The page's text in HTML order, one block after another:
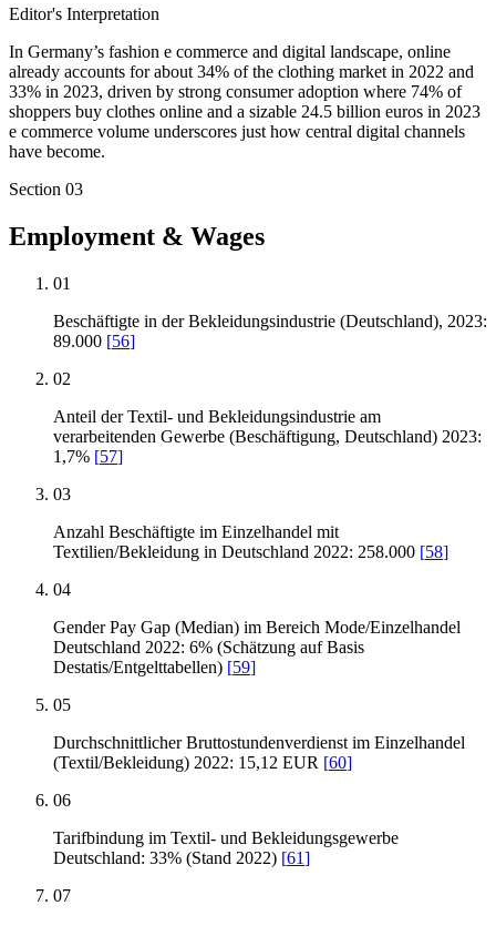
Editor's Interpretation
In Germany’s fashion e commerce and digital landscape, online
already accounts for about 34% of the clothing market in 2022 and
33% in 2023, driven by strong consumer adoption where 74% of
shoppers buy clothes online and a sizable 24.5 billion euros in 2023
e commerce volume underscores just how central digital channels
have become.
Section 03
Employment & Wages
01
Beschäftigte in der Bekleidungsindustrie (Deutschland), 2023:
89.000 [56]
02
Anteil der Textil- und Bekleidungsindustrie am
verarbeitenden Gewerbe (Beschäftigung, Deutschland) 2023:
1,7% [57]
03
Anzahl Beschäftigte im Einzelhandel mit
Textilien/Bekleidung in Deutschland 2022: 258.000 [58]
04
Gender Pay Gap (Median) im Bereich Mode/Einzelhandel
Deutschland 2022: 6% (Schätzung auf Basis
Destatis/Entgelttabellen) [59]
05
Durchschnittlicher Bruttostundenverdienst im Einzelhandel
(Textil/Bekleidung) 2022: 15,12 EUR [60]
06
Tarifbindung im Textil- und Bekleidungsgewerbe
Deutschland: 33% (Stand 2022) [61]
07